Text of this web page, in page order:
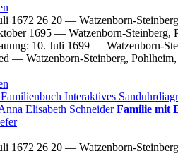
1672 26 20 — Watzenborn-
1695 — Watzenborn-Steinberg,
: 10. Juli 1699 — Watzenborn-
— Watzenborn-Steinberg,
Familienbuch Interaktives
Elisabeth Schneider Familie mit
1672 26 20 — Watzenborn-